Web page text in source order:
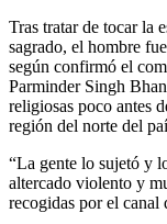
Tras tratar de tocar la
sagrado, el hombre
según confirmó el
Parminder Singh
religiosas poco antes
región del norte del
“La gente lo sujetó y
altercado violento y
recogidas por el